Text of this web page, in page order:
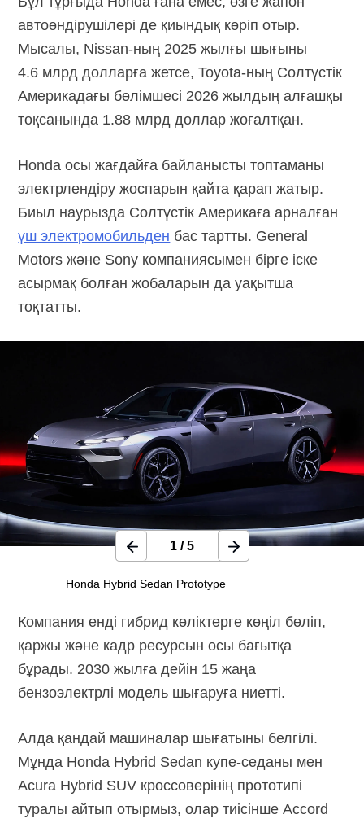
автоөндірушілері де қиындық көріп отыр.
Мысалы, Nissan-ның 2025 жылғы шығыны
4.6 млрд долларға жетсе,Toyota-ның Солтүстік
Америкадағы бөлімшесі 2026 жылдың алғашқы
тоқсанында 1.88 млрд доллар жоғалтқан.
Honda осы жағдайға байланысты топтаманы
электрлендіру жоспарын қайта қарап жатыр.
Биыл наурызда Солтүстік Америкаға арналған
үш электромобильден бас тартты. General
Motors және Sony компаниясымен бірге іске
асырмақ болған жобаларын да уақытша
тоқтатты.
Honda Hybrid Sedan Prototype
1 /5
Компания енді гибрид көліктерге көңіл бөліп,
қаржы және кадр ресурсын осы бағытқа
бұрады. 2030 жылға дейін 15 жаңа
бензоэлектрлі модель шығаруға ниетті.
Алда қандай машиналар шығатыны белгілі.
Мұнда Honda Hybrid Sedan купе-седаны мен
Acura Hybrid SUV кроссоверінің прототипі
туралы айтып отырмыз, олар тиісінше Accord